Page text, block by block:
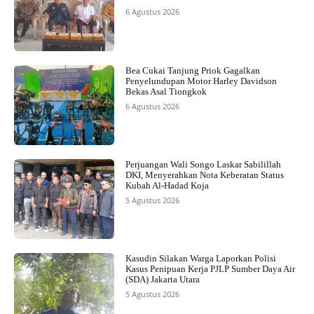
6 Agustus 2026
Bea Cukai Tanjung Priok Gagalkan
Penyelundupan Motor Harley Davidson
Bekas Asal Tiongkok
6 Agustus 2026
Perjuangan Wali Songo Laskar Sabilillah
DKI, Menyerahkan Nota Keberatan Status
Kubah Al-Hadad Koja
5 Agustus 2026
Kasudin Silakan Warga Laporkan Polisi
Kasus Penipuan Kerja PJLP Sumber Daya Air
(SDA) Jakarta Utara
5 Agustus 2026